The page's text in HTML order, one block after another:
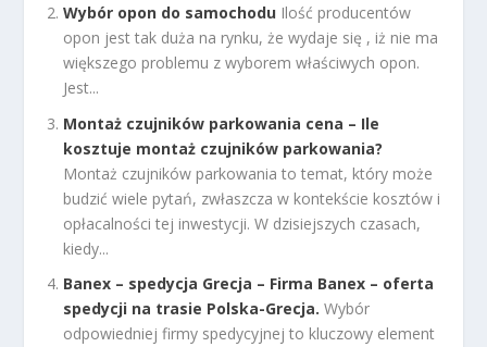
Wybór opon do samochodu Ilość producentów
opon jest tak duża na rynku, że wydaje się , iż nie ma
większego problemu z wyborem właściwych opon.
Jest...
Montaż czujników parkowania cena – Ile
kosztuje montaż czujników parkowania?
Montaż czujników parkowania to temat, który może
budzić wiele pytań, zwłaszcza w kontekście kosztów i
opłacalności tej inwestycji. W dzisiejszych czasach,
kiedy...
Banex – spedycja Grecja – Firma Banex – oferta
spedycji na trasie Polska-Grecja. Wybór
odpowiedniej firmy spedycyjnej to kluczowy element